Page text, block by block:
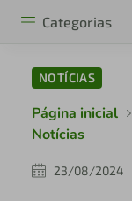
Categorias
NOTÍCIAS
Página inicial
Notícias
23/08/2024